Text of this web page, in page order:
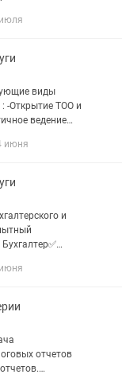
сотрудников на
виды
: -Открытие ТОО и
ведение
отчетов.
июня
и
учёта.
отчетов